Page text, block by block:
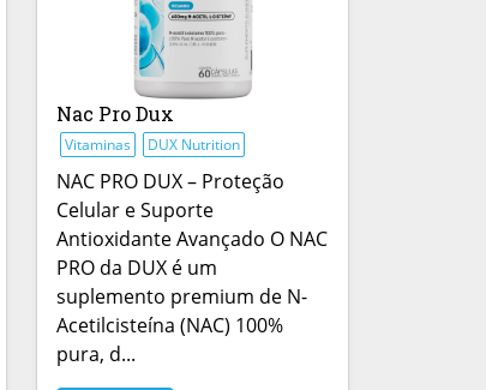
Nac Pro Dux
Vitaminas DUX Nutrition
NAC PRO DUX – Proteção
Celular e Suporte
Antioxidante Avançado O NAC
PRO da DUX é um
suplemento premium de N-
Acetilcisteína (NAC) 100%
pura, d...